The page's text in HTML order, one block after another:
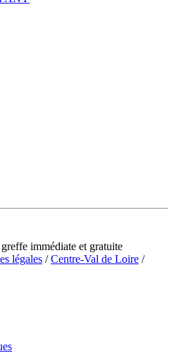
immédiate et gratuite
légales /Centre-Val de Loire /